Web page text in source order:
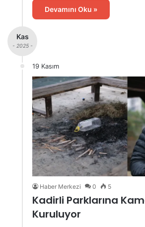
Devamını Oku »
Kas
- 2025 -
19 Kasım
Haber Merkezi 0 5
Kadirli Parklarına
Kuruluyor